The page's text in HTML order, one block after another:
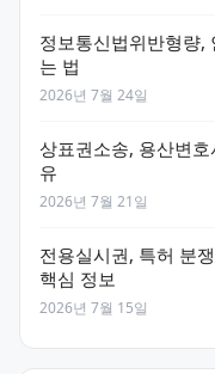
정보통신법위반형량,
는 법
2026년 7월 24일
상표권소송, 용산변
유
2026년 7월 21일
전용실시권, 특허 분
핵심 정보
2026년 7월 15일